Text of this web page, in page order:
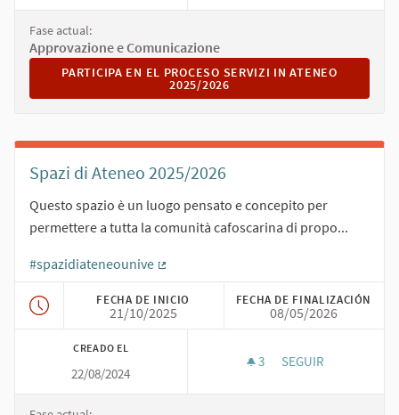
Fase actual:
Approvazione e Comunicazione
PARTICIPA EN EL PROCESO SERVIZI IN ATENEO 2025/
PARTICIPA EN EL PROCESO SERVIZI IN ATENEO
2025/2026
Spazi di Ateneo 2025/2026
Questo spazio è un luogo pensato e concepito per
permettere a tutta la comunità cafoscarina di propo...
#spazidiateneounive
FECHA DE INICIO
21/10/2025
FECHA DE FINALIZACIÓN
08/05/2026
CREADO EL
22/08/2024
3 3 SEGUIDORAS
SEGUIR